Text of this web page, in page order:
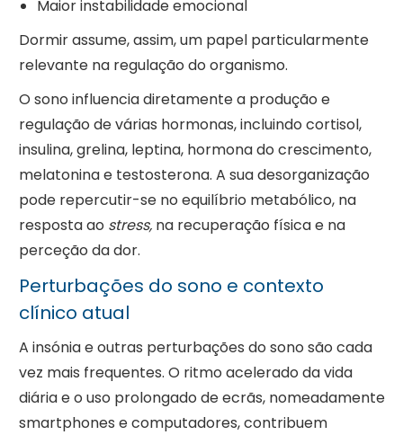
Maior instabilidade emocional
Dormir assume, assim, um papel particularmente
relevante na regulação do organismo.
O sono influencia diretamente a produção e
regulação de várias hormonas, incluindo cortisol,
insulina, grelina, leptina, hormona do crescimento,
melatonina e testosterona. A sua desorganização
pode repercutir-se no equilíbrio metabólico, na
resposta ao stress,na recuperação física e na
perceção da dor.
Perturbações do sono e contexto
clínico atual
A insónia e outras perturbações do sono são cada
vez mais frequentes. O ritmo acelerado da vida
diária e o uso prolongado de ecrãs, nomeadamente
smartphones e computadores, contribuem